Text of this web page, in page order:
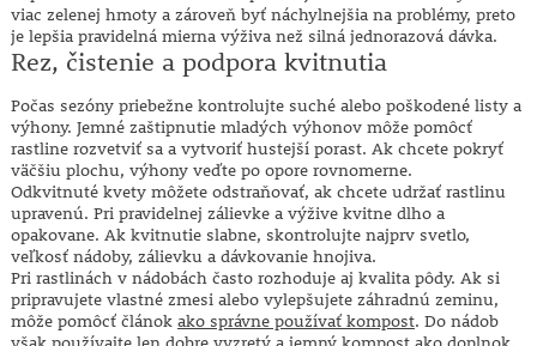
viac zelenej hmoty a zároveň byť náchylnejšia na problémy, preto
je lepšia pravidelná mierna výživa než silná jednorazová dávka.
Rez, čistenie a podpora kvitnutia
Počas sezóny priebežne kontrolujte suché alebo poškodené listy a
výhony. Jemné zaštipnutie mladých výhonov môže pomôcť
rastline rozvetviť sa a vytvoriť hustejší porast. Ak chcete pokryť
väčšiu plochu, výhony veďte po opore rovnomerne.
Odkvitnuté kvety môžete odstraňovať, ak chcete udržať rastlinu
upravenú. Pri pravidelnej zálievke a výžive kvitne dlho a
opakovane. Ak kvitnutie slabne, skontrolujte najprv svetlo,
veľkosť nádoby, zálievku a dávkovanie hnojiva.
Pri rastlinách v nádobách často rozhoduje aj kvalita pôdy. Ak si
pripravujete vlastné zmesi alebo vylepšujete záhradnú zeminu,
môže pomôcť článok ako správne používať kompost. Do nádob